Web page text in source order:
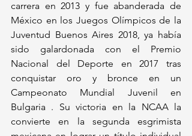
carrera en 2013 y fue abanderada de
México en los Juegos Olímpicos de la
Juventud Buenos Aires 2018, ya había
sido galardonada con el Premio
Nacional del Deporte en 2017 tras
conquistar oro y bronce en un
Campeonato Mundial Juvenil en
Bulgaria . Su victoria en la NCAA la
convierte en la segunda esgrimista